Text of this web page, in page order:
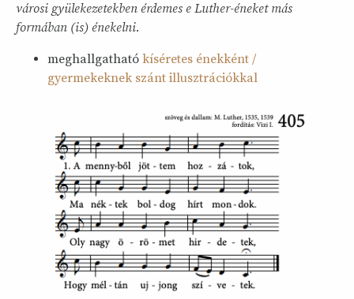
városi gyülekezetekben érdemes e Luther-éneket más
formában (is) énekelni.
meghallgatható kíséretes énekként /
gyermekeknek szánt illusztrációkkal